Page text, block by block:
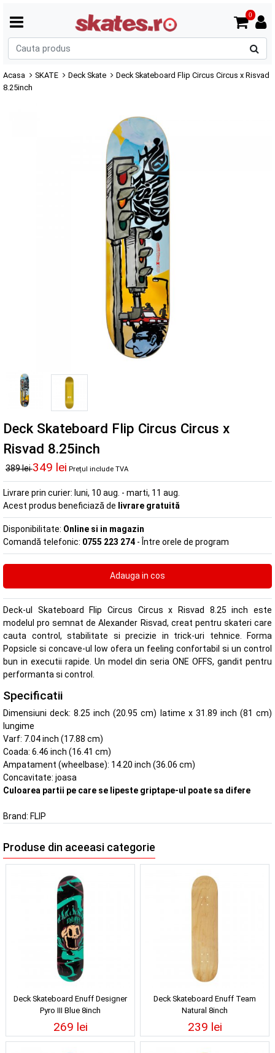
0
Acasa SKATE Deck Skate
Deck Skateboard Flip Circus Circus x Risvad
8.25inch
Deck Skateboard Flip Circus Circus x
Risvad 8.25inch
389 lei349 lei Prețul include TVA
Livrare prin curier: luni, 10 aug. - marti, 11 aug.
Acest produs beneficiază de livrare gratuită
Disponibilitate: Online si in magazin
Comandă telefonic: 0755 223 274 - Între orele de program
Deck-ul Skateboard Flip Circus Circus x Risvad 8.25 inch este
modelul pro semnat de Alexander Risvad, creat pentru skateri care
cauta control, stabilitate si precizie in trick-uri tehnice. Forma
Popsicle si concave-ul low ofera un feeling confortabil si un control
bun in executii rapide. Un model din seria ONE OFFS, gandit pentru
performanta si control.
Specificatii
Dimensiuni deck: 8.25 inch (20.95 cm) latime x 31.89 inch (81 cm)
lungime
Varf: 7.04 inch (17.88 cm)
Coada: 6.46 inch (16.41 cm)
Ampatament (wheelbase): 14.20 inch (36.06 cm)
Concavitate: joasa
Culoarea partii pe care se lipeste griptape-ul poate sa difere
Brand: FLIP
Produse din aceeasi categorie
Deck Skateboard Enuff Designer
Pyro III Blue 8inch
269 lei
Deck Skateboard Enuff Team
Natural 8inch
239 lei